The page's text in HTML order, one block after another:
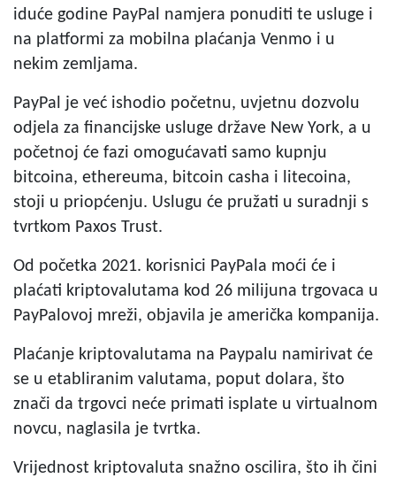
iduće godine PayPal namjera ponuditi te usluge i
na platformi za mobilna plaćanja Venmo i u
nekim zemljama.
PayPal je već ishodio početnu, uvjetnu dozvolu
odjela za financijske usluge države New York, a u
početnoj će fazi omogućavati samo kupnju
bitcoina, ethereuma, bitcoin casha i litecoina,
stoji u priopćenju. Uslugu će pružati u suradnji s
tvrtkom Paxos Trust.
Od početka 2021. korisnici PayPala moći će i
plaćati kriptovalutama kod 26 milijuna trgovaca u
PayPalovoj mreži, objavila je američka kompanija.
Plaćanje kriptovalutama na Paypalu namirivat će
se u etabliranim valutama, poput dolara, što
znači da trgovci neće primati isplate u virtualnom
novcu, naglasila je tvrtka.
Vrijednost kriptovaluta snažno oscilira, što ih čini